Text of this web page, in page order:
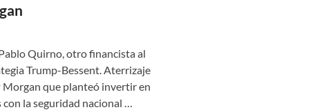
Quirno, otro financista al
Trump-Bessent. Aterrizaje
Morgan que planteó invertir en
la seguridad nacional …